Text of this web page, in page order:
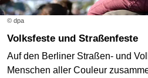
© dpa
Volksfeste und Straßenfeste
Auf den Berliner Straßen- und
Menschen aller Couleur